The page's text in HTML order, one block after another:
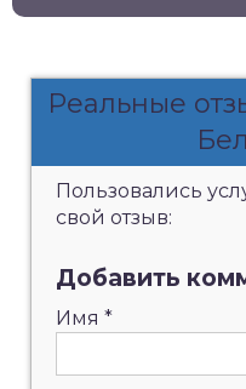
Реальные
Пользовались
свой отзыв:
Добавить
Имя *